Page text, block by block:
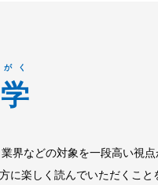
学
がく
界などの対象を一段高い視
に楽しく読んでいただくこと